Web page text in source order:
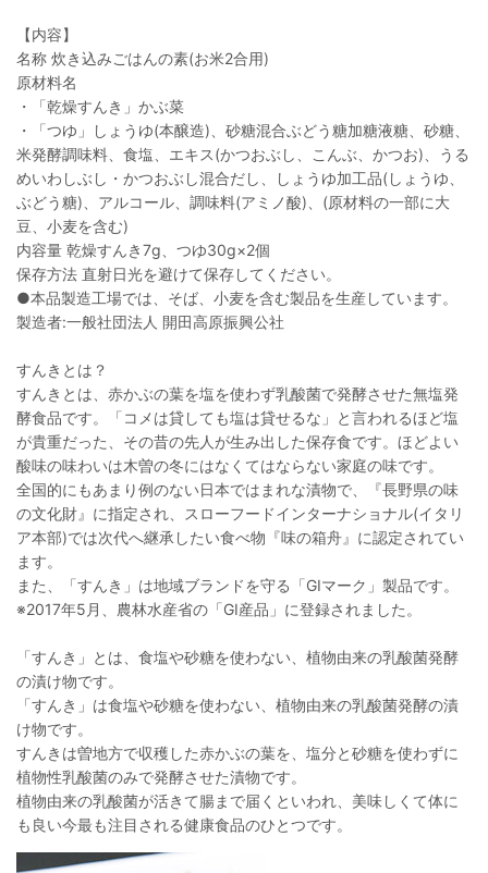
【内容】
名称 炊き込みごはんの素(お米2合用)
原材料名
・「乾燥すんき」かぶ菜
・「つゆ」しょうゆ(本醸造)、砂糖混合ぶどう糖加糖液糖、砂糖、
米発酵調味料、食塩、エキス(かつおぶし、こんぶ、かつお)、うる
めいわしぶし・かつおぶし混合だし、しょうゆ加工品(しょうゆ、
ぶどう糖)、アルコール、調味料(アミノ酸)、(原材料の一部に大
豆、小麦を含む)
内容量 乾燥すんき7g、つゆ30g×2個
保存方法 直射日光を避けて保存してください。
●本品製造工場では、そば、小麦を含む製品を生産しています。
製造者:一般社団法人 開田高原振興公社
すんきとは？
すんきとは、赤かぶの葉を塩を使わず乳酸菌で発酵させた無塩発
酵食品です。「コメは貸しても塩は貸せるな」と言われるほど塩
が貴重だった、その昔の先人が生み出した保存食です。ほどよい
酸味の味わいは木曽の冬にはなくてはならない家庭の味です。
全国的にもあまり例のない日本ではまれな漬物で、『長野県の味
の文化財』に指定され、スローフードインターナショナル(イタリ
ア本部)では次代へ継承したい食べ物『味の箱舟』に認定されてい
ます。
また、「すんき」は地域ブランドを守る「GIマーク」製品です。
※2017年5月、農林水産省の「GI産品」に登録されました。
「すんき」とは、食塩や砂糖を使わない、植物由来の乳酸菌発酵
の漬け物です。
「すんき」は食塩や砂糖を使わない、植物由来の乳酸菌発酵の漬
け物です。
すんきは曽地方で収穫した赤かぶの葉を、塩分と砂糖を使わずに
植物性乳酸菌のみで発酵させた漬物です。
植物由来の乳酸菌が活きて腸まで届くといわれ、美味しくて体に
も良い今最も注目される健康食品のひとつです。